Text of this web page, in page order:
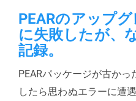
PEARのアップ
に失敗したが、
記録。
PEARパッケージが古か
したら思わぬエラーに遭